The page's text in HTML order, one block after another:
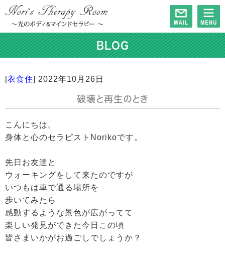
BLOG
[衣食住] 2022年10月26日
破壊と再生のとき
こんにちは。
身体と心のセラピストNorikoです。
先日お友達と
ウォーキングをして来たのですが
いつもは車で通る場所を
歩いてみたら
感動するような景色が広がってて
楽しい発見ができた今日この頃
皆さまいかがお過ごしでしょうか？